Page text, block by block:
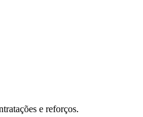
e reforços.